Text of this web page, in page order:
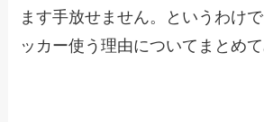
ます手放せません。というわけ
ッカー使う理由についてまとめて